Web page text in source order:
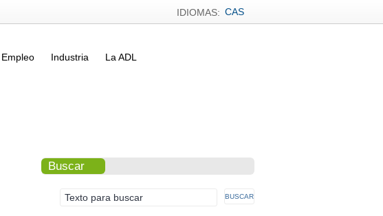
IDIOMAS: CAS
Empleo Industria La ADL
Buscar